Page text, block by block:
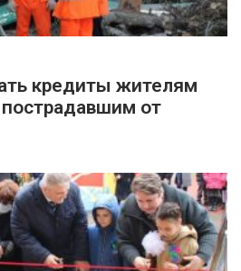
кредиты жителям
от